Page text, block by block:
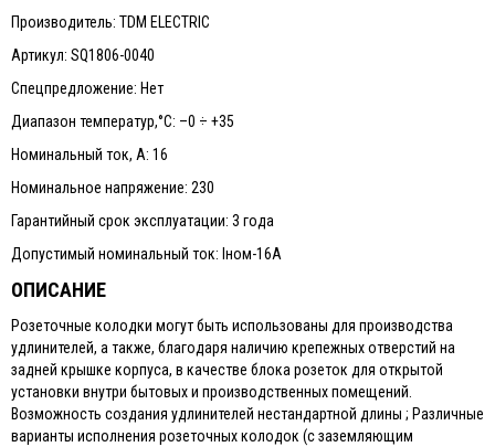
Производитель: TDM ELECTRIC
Артикул: SQ1806-0040
Спецпредложение: Нет
Диапазон температур,°С: –0 ÷ +35
Номинальный ток, А: 16
Номинальное напряжение: 230
Гарантийный срок эксплуатации: 3 года
Допустимый номинальный ток: Iном-16А
ОПИСАНИЕ
Розеточные колодки могут быть использованы для производства
удлинителей, а также, благодаря наличию крепежных отверстий на
задней крышке корпуса, в качестве блока розеток для открытой
установки внутри бытовых и производственных помещений.
Возможность создания удлинителей нестандартной длины ; Различные
варианты исполнения розеточных колодок (с заземляющим